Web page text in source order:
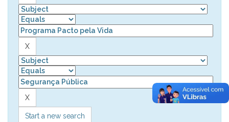
Start a new search